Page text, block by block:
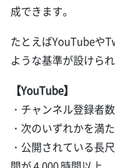
成できます。
たとえばYouTubeや
ような基準が設けられ
【YouTube】
・チャンネル登録者
・次のいずれかを満
・公開されている長